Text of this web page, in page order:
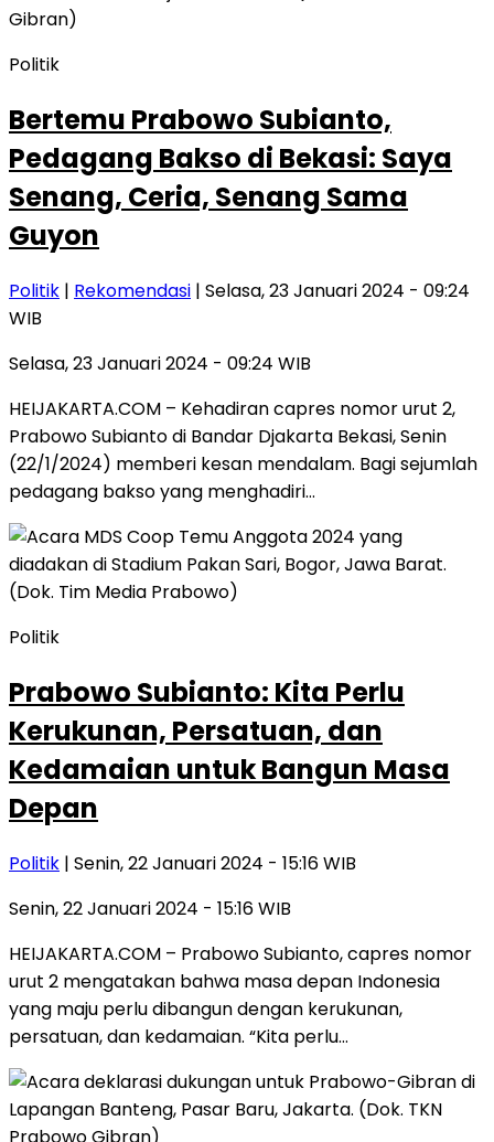
Politik
Bertemu Prabowo Subianto,
Pedagang Bakso di Bekasi: Saya
Senang, Ceria, Senang Sama
Guyon
Politik | Rekomendasi | Selasa, 23 Januari 2024 - 09:24
WIB
Selasa, 23 Januari 2024 - 09:24 WIB
HEIJAKARTA.COM – Kehadiran capres nomor urut 2,
Prabowo Subianto di Bandar Djakarta Bekasi, Senin
(22/1/2024) memberi kesan mendalam. Bagi sejumlah
pedagang bakso yang menghadiri…
Politik
Prabowo Subianto: Kita Perlu
Kerukunan, Persatuan, dan
Kedamaian untuk Bangun Masa
Depan
Politik | Senin, 22 Januari 2024 - 15:16 WIB
Senin, 22 Januari 2024 - 15:16 WIB
HEIJAKARTA.COM – Prabowo Subianto, capres nomor
urut 2 mengatakan bahwa masa depan Indonesia
yang maju perlu dibangun dengan kerukunan,
persatuan, dan kedamaian. “Kita perlu…